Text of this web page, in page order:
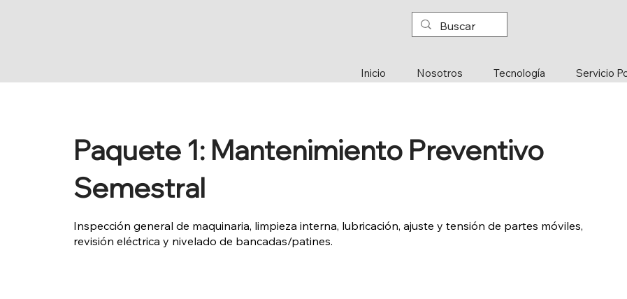
Inicio Nosotros Tecnología Servicio
Paquete 1: Mantenimiento Preventivo
Semestral
Inspección general de maquinaria, limpieza interna, lubricación, ajuste y tensión de partes móviles,
revisión eléctrica y nivelado de bancadas/patines.